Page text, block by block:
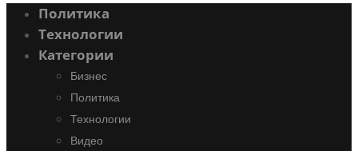
Политика
Технологии
Категории
Бизнес
Политика
Технологии
Видео